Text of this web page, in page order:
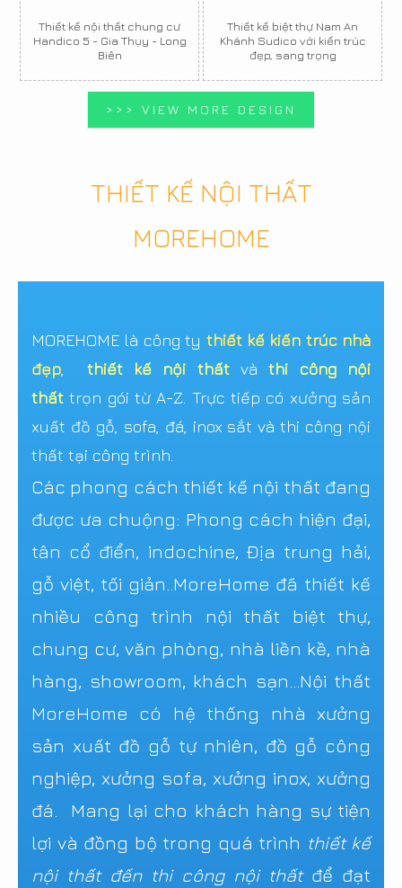
Thiết kế nội thất chung cư
Handico 5 - Gia Thụy - Long
Biên
Thiết kế biệt thự Nam An
Khánh Sudico với kiến trúc
đẹp, sang trọng
>>> VIEW MORE DESIGN
THIẾT KẾ NỘI THẤT
MOREHOME
MOREHOME là công ty thiết kế kiến trúc nhà
đẹp
thiết kế nội thấtvàthi công nội
thất trọn gói từ A-Z. Trực tiếp có xưởng sản
xuất đồ gỗ, sofa, đá, inox sắt và thi công nội
thất tại công trình.
Các phong cách thiết kế nội thất đang
được ưa chuộng: Phong cách hiện đại,
tân cổ điển, indochine, Địa trung hải,
gỗ việt, tối giản..MoreHome đã thiết kế
nhiều công trình nội thất biệt thự,
chung cư, văn phòng, nhà liền kề, nhà
hàng, showroom, khách sạn...Nội thất
MoreHome có hệ thống nhà xưởng
sản xuất đồ gỗ tự nhiên, đồ gỗ công
nghiệp, xưởng sofa, xưởng inox, xưởng
đá. Mang lại cho khách hàng sự tiện
lợi và đồng bộ trong quá trình thiết kế
nội thất đến thi công nội thấtđể đạt